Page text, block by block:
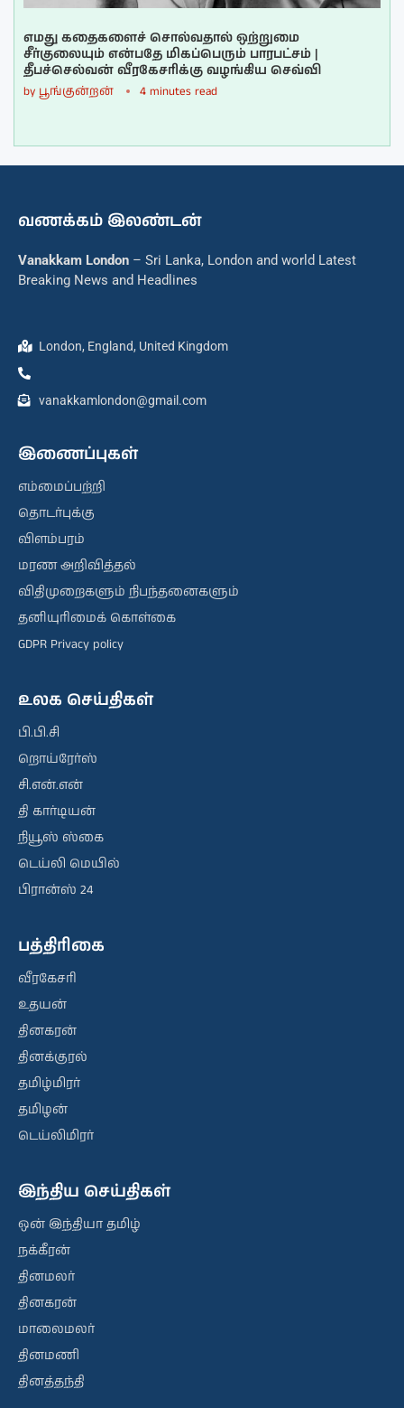
எமது கதைகளைச் சொல்வதால் ஒற்றுமை
சீர்குலையும் என்பதே மிகப்பெரும் பாரபட்சம் |
தீபச்செல்வன் வீரகேசரிக்கு வழங்கிய செவ்வி
by பூங்குன்றன் 4 minutes read
வணக்கம் இலண்டன்
Vanakkam London – Sri Lanka, London and world Latest
Breaking News and Headlines
London, England, United Kingdom
vanakkamlondon@gmail.com
இணைப்புகள்
எம்மைப்பற்றி
தொடர்புக்கு
விளம்பரம்
மரண அறிவித்தல்
விதிமுறைகளும் நிபந்தனைகளும்
தனியுரிமைக் கொள்கை
GDPR Privacy policy
உலக செய்திகள்
பி.பி.சி
றொய்ரேர்ஸ்
சி.என்.என்
தி கார்டியன்
நியூஸ் ஸ்கை
டெய்லி மெயில்
பிரான்ஸ் 24
பத்திரிகை
வீரகேசரி
உதயன்
தினகரன்
தினக்குரல்
தமிழ்மிரர்
தமிழன்
டெய்லிமிரர்
இந்திய செய்திகள்
ஒன் இந்தியா தமிழ்
நக்கீரன்
தினமலர்
தினகரன்
மாலைமலர்
தினமணி
தினத்தந்தி